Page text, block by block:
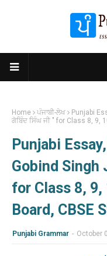
Home ਪੰਜਾਬੀ-ਲੇਖ
Punjabi
ਗੋਬਿੰਦ ਸਿੰਘ ਜੀ " for Class 8, 9,
Punjabi
Gobind Singh
for Class 8, 9,
Board, CBSE
Punjabi Grammar - October